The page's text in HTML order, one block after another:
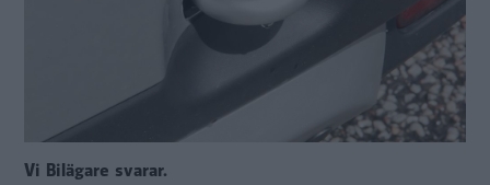
Vi Bilägare svarar.